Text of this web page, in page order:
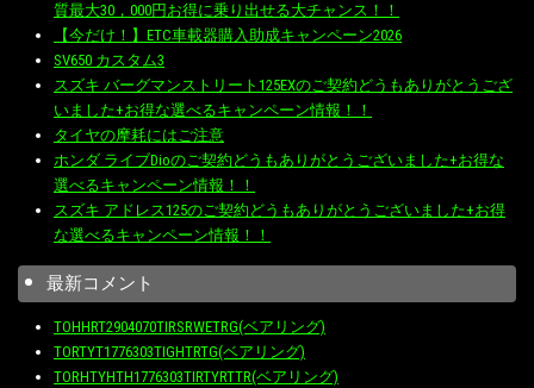
質最大30，000円お得に乗り出せる大チャンス！！
【今だけ！】ETC車載器購入助成キャンペーン2026
SV650 カスタム3
スズキ バーグマンストリート125EXのご契約どうもありがとうござ
いました+お得な選べるキャンペーン情報！！
タイヤの摩耗にはご注意
ホンダ ライブDioのご契約どうもありがとうございました+お得な
選べるキャンペーン情報！！
スズキ アドレス125のご契約どうもありがとうございました+お得
な選べるキャンペーン情報！！
最新コメント
TOHHRT2904070TIRSRWETRG(ベアリング)
TORTYT1776303TIGHTRTG(ベアリング)
TORHTYHTH1776303TIRTYRTTR(ベアリング)